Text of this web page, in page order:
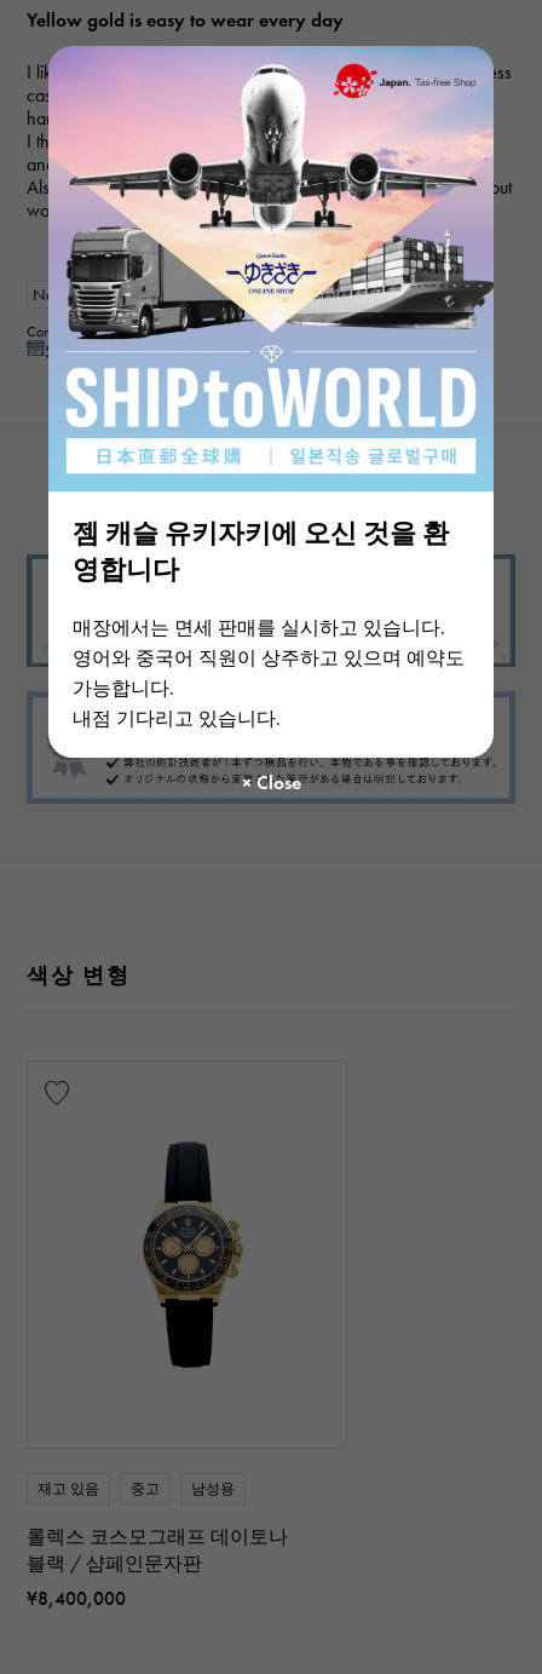
젬 캐슬 유키자키에 오신 것을 환
영합니다
매장에서는 면세 판매를 실시하고 있습니다.
영어와 중국어 직원이 상주하고 있으며 예약도
가능합니다.
내점 기다리고 있습니다.
Yellow gold is easy to wear every day
I like solid gold and have bought it a few times before, but I dress
casually almost all year round, so I feel like it stands out, and I
hardly ever wear it.
I think I'll wear this watch a lot because the dial isn't too flashy
and it goes well with everyday clothes.
Also, since the bezel is round and ceramic, you can use it without
worrying too much about scratches.
New mens
Contributor : 40th generationmale
See reply from store
View more reviews
색상 변형
재고 있음 중고 남성용
롤렉스 코스모그래프 데이토나
블랙 / 샴페인문자판
¥8,400,000